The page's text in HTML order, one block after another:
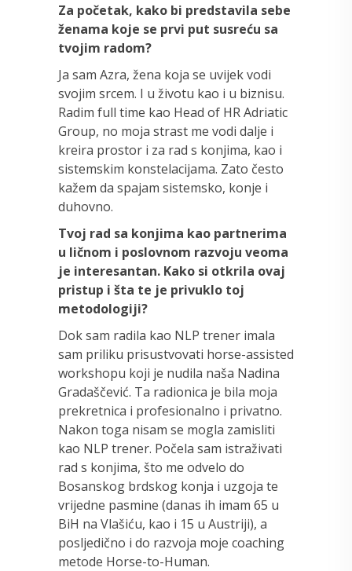
Za početak, kako bi predstavila sebe
ženama koje se prvi put susreću sa
tvojim radom?
Ja sam Azra, žena koja se uvijek vodi
svojim srcem. I u životu kao i u biznisu.
Radim full time kao Head of HR Adriatic
Group, no moja strast me vodi dalje i
kreira prostor i za rad s konjima, kao i
sistemskim konstelacijama. Zato često
kažem da spajam sistemsko, konje i
duhovno.
Tvoj rad sa konjima kao partnerima
u ličnom i poslovnom razvoju veoma
je interesantan. Kako si otkrila ovaj
pristup i šta te je privuklo toj
metodologiji?
Dok sam radila kao NLP trener imala
sam priliku prisustvovati horse-assisted
workshopu koji je nudila naša Nadina
Gradaščević. Ta radionica je bila moja
prekretnica i profesionalno i privatno.
Nakon toga nisam se mogla zamisliti
kao NLP trener. Počela sam istraživati
rad s konjima, što me odvelo do
Bosanskog brdskog konja i uzgoja te
vrijedne pasmine (danas ih imam 65 u
BiH na Vlašiću, kao i 15 u Austriji), a
posljedično i do razvoja moje coaching
metode Horse-to-Human.